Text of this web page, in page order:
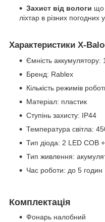
Захист від вологи що
ліхтар в різних погодних
Характеристики X-
Ємність аккумулятору:
Бренд: Rablex
Кількість режимів
Матеріал: пластик
Ступінь захисту: IP44
Температура світла:
Тип діода: 2 LED COB
Тип живлення:
Час роботи: до 5 годин
Комплектація
Фонарь налобний